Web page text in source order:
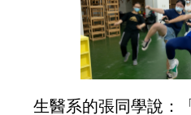
生醫系的張同學說：